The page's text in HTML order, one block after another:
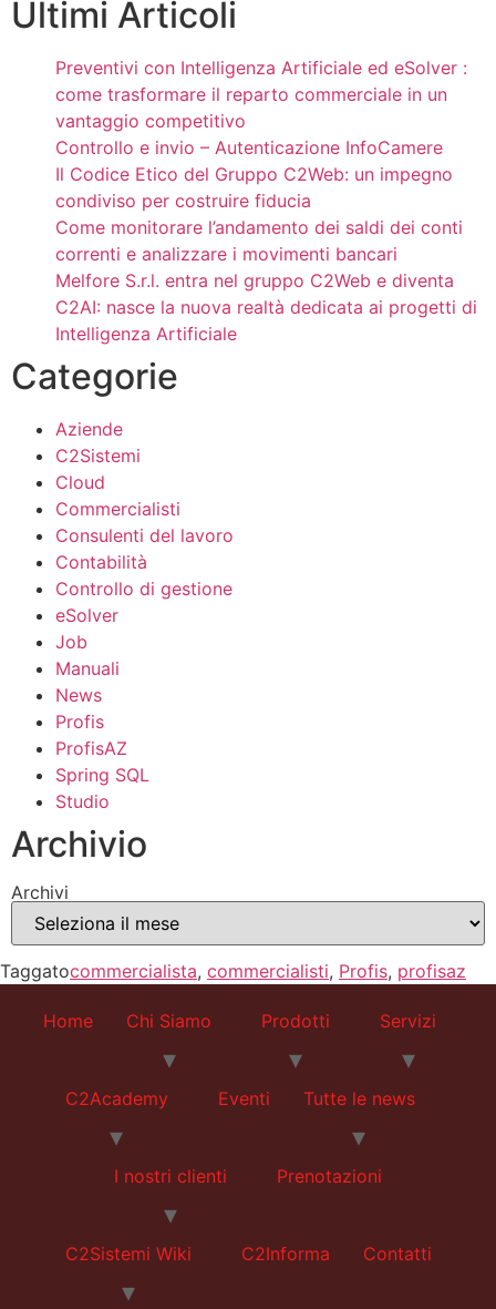
Ultimi Articoli
Preventivi con Intelligenza Artificiale ed eSolver :
come trasformare il reparto commerciale in un
vantaggio competitivo
Controllo e invio – Autenticazione InfoCamere
Il Codice Etico del Gruppo C2Web: un impegno
condiviso per costruire fiducia
Come monitorare l’andamento dei saldi dei conti
correnti e analizzare i movimenti bancari
Melfore S.r.l. entra nel gruppo C2Web e diventa
C2AI: nasce la nuova realtà dedicata ai progetti di
Intelligenza Artificiale
Categorie
Aziende
C2Sistemi
Cloud
Commercialisti
Consulenti del lavoro
Contabilità
Controllo di gestione
eSolver
Job
Manuali
News
Profis
ProfisAZ
Spring SQL
Studio
Archivio
Archivi
Taggatocommercialista, commercialisti, Profis, profisaz
Home Chi Siamo Prodotti Servizi
C2Academy Eventi Tutte le news
I nostri clienti Prenotazioni
C2Sistemi Wiki C2Informa Contatti